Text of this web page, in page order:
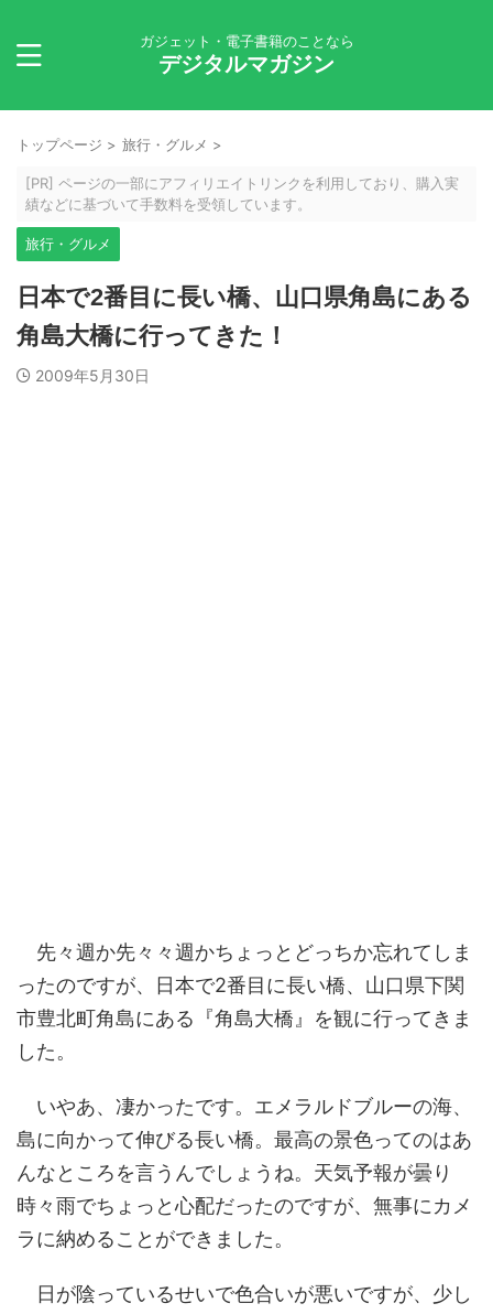
ガジェット・電子書籍のことなら
デジタルマガジン
トップページ > 旅行・グルメ >
[PR] ページの一部にアフィリエイトリンクを利用しており、購入実
績などに基づいて手数料を受領しています。
旅行・グルメ
日本で2番目に長い橋、山口県角島にある
角島大橋に行ってきた！
2009年5月30日
先々週か先々々週かちょっとどっちか忘れてしま
ったのですが、日本で2番目に長い橋、山口県下関
市豊北町角島にある『角島大橋』を観に行ってきま
した。
いやあ、凄かったです。エメラルドブルーの海、
島に向かって伸びる長い橋。最高の景色ってのはあ
んなところを言うんでしょうね。天気予報が曇り
時々雨でちょっと心配だったのですが、無事にカメ
ラに納めることができました。
日が陰っているせいで色合いが悪いですが、少し